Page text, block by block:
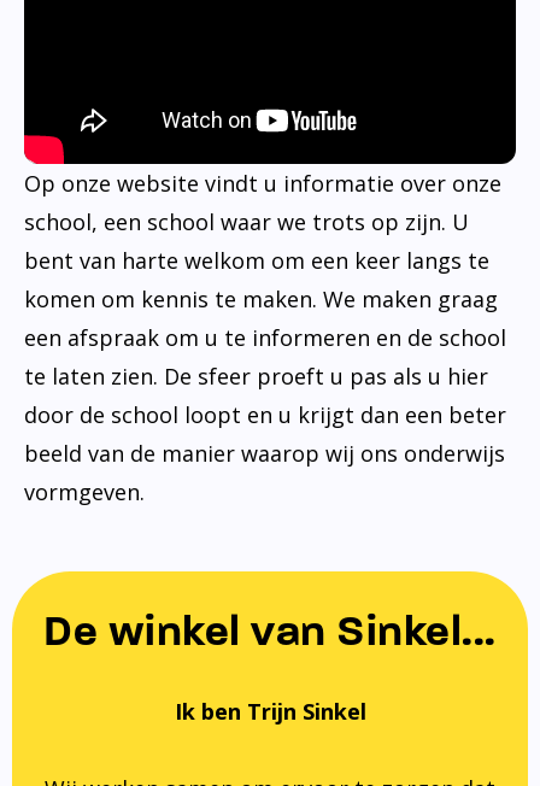
Op onze website vindt u informatie over onze
school, een school waar we trots op zijn. U
bent van harte welkom om een keer langs te
komen om kennis te maken. We maken graag
een afspraak om u te informeren en de school
te laten zien. De sfeer proeft u pas als u hier
door de school loopt en u krijgt dan een beter
beeld van de manier waarop wij ons onderwijs
vormgeven.
De winkel van Sinkel...
Ik ben Trijn Sinkel